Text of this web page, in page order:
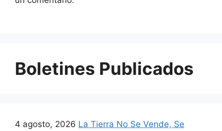
Boletines Publicados
4 agosto, 2026 La Tierra No Se Vende, Se